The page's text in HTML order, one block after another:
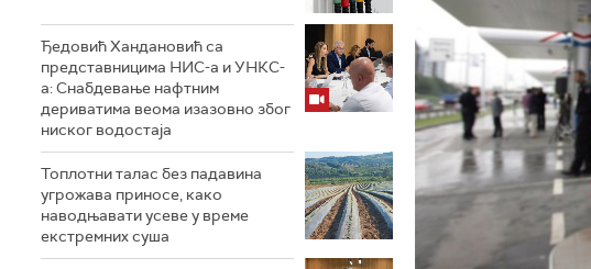
Ђедовић Хандановић са
представницима НИС-а и УНКС-
а: Снабдевање нафтним
дериватима веома изазовно због
ниског водостаја
Топлотни талас без падавина
угрожава приносе, како
наводњавати усеве у време
екстремних суша